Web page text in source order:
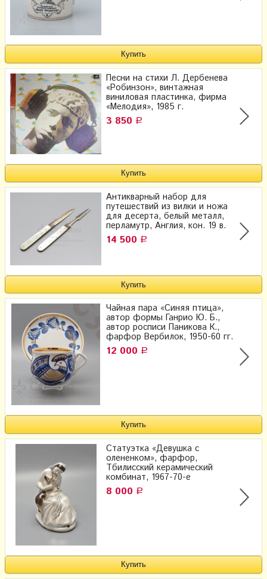
Песни на стихи Л. Дербенева
«Робинзон», винтажная
виниловая пластинка, фирма
«Мелодия», 1985 г.
3 850 Р
Антикварный набор для
путешествий из вилки и ножа​
для десерта, белый металл,
перламутр, Англия, кон. 19 в.
14 500 Р
Чайная пара «Синяя птица»,
автор формы Ганрио Ю. Б.,
автор росписи Паникова К.,
фарфор Вербилок, 1950-60 гг.
12 000 Р
Статуэтка «Девушка с
олененком», фарфор,
Тбилисский керамический
комбинат, 1967-70-е
8 000 Р